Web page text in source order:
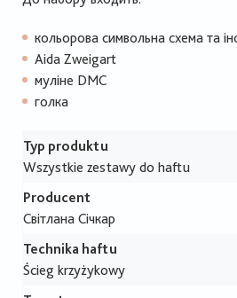
кольорова символьна схема та
Aida Zweigart
муліне DMC
голка
Typ produktu
Wszystkie zestawy do haftu
Producent
Світлана Січкар
Technika haftu
Ścieg krzyżykowy